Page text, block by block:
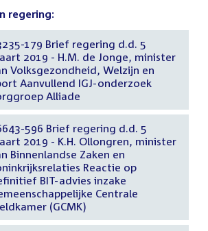
regering:
179 Brief regering d.d. 5
2019 - H.M. de Jonge, minister
Volksgezondheid, Welzijn en
Aanvullend IGJ-onderzoek
Alliade
596 Brief regering d.d. 5
2019 - K.H. Ollongren, minister
Binnenlandse Zaken en
Reactie op
BIT-advies inzake
Centrale
(GCMK)